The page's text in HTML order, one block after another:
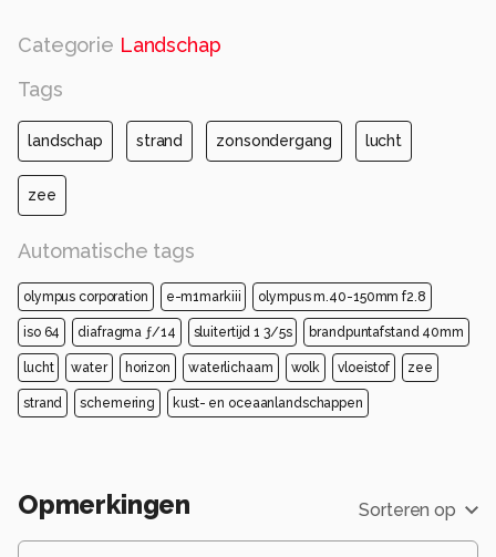
Categorie Landschap
Tags
landschap strand zonsondergang lucht
zee
Automatische tags
olympus corporation e-m1markiii olympus m.40-150mm f2.8
iso 64 diafragma ƒ/14 sluitertijd 1 3/5s brandpuntafstand 40mm
lucht water horizon waterlichaam wolk vloeistof zee
strand schemering kust- en oceaanlandschappen
Opmerkingen Sorteren op